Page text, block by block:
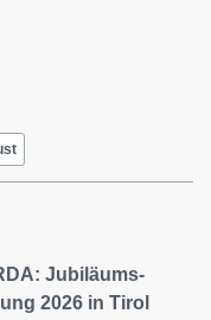
Jubiläums-
2026 in Tirol